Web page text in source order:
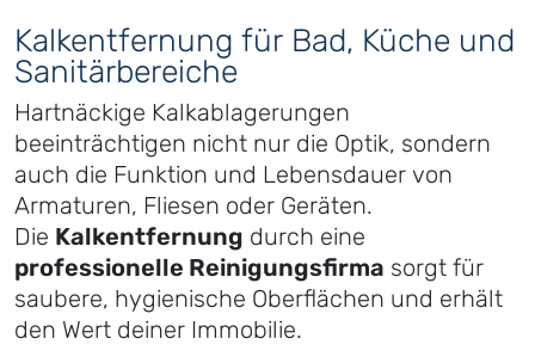
Kalkentfernung für Bad, Küche und
Sanitärbereiche
Hartnäckige Kalkablagerungen
beeinträchtigen nicht nur die Optik, sondern
auch die Funktion und Lebensdauer von
Armaturen, Fliesen oder Geräten.
Die Kalkentfernung durch eine
professionelle Reinigungsfirma sorgt für
saubere, hygienische Oberflächen und erhält
den Wert deiner Immobilie.